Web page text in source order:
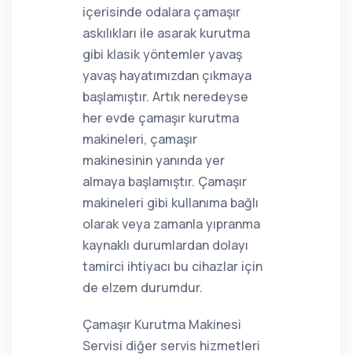
içerisinde odalara çamaşır
askılıkları ile asarak kurutma
gibi klasik yöntemler yavaş
yavaş hayatımızdan çıkmaya
başlamıştır. Artık neredeyse
her evde çamaşır kurutma
makineleri, çamaşır
makinesinin yanında yer
almaya başlamıştır. Çamaşır
makineleri gibi kullanıma bağlı
olarak veya zamanla yıpranma
kaynaklı durumlardan dolayı
tamirci ihtiyacı bu cihazlar için
de elzem durumdur.
Çamaşır Kurutma Makinesi
Servisi diğer servis hizmetleri